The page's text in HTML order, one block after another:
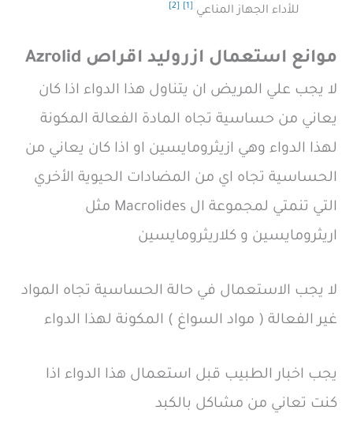
للأداء الجهاز المناعي
موانع استعمال ازروليد اقراص Azrolid
لا يجب علي المريض ان يتناول هذا الدواء اذا كان
يعاني من حساسية تجاه المادة الفعالة المكونة
لهذا الدواء وهي ازيثرومايسين او اذا كان يعاني من
الحساسية تجاه اي من المضادات الحيوية الأخري
التي تنمتي لمجموعة ال Macrolides مثل
اريثرومايسين و كلاريثرومايسين
لا يجب الاستعمال في حالة الحساسية تجاه المواد
غير الفعالة ( مواد السواغ ) المكونة لهذا الدواء
يجب اخبار الطبيب قبل استعمال هذا الدواء اذا
كنت تعاني من مشاكل بالكبد